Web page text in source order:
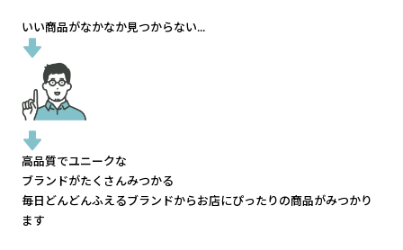
いい商品がなかなか見つからない...
高品質でユニークな
ブランドがたくさんみつかる
毎日どんどんふえるブランドからお店にぴったりの商品がみつかり
ます